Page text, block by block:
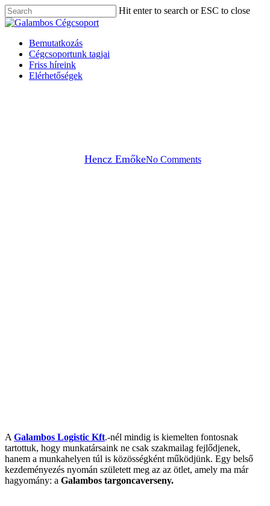
Skip
to
content
Hit enter to search or ESC to close
Close
Menu
Bemutatkozás
Cégcsoportunk tagjai
Friss híreink
Elérhetőségek
Hencz EmőkeNo Comments
A Galambos Logistic Kft.-nél mindig is kiemelten fontosnak
tartottuk, hogy munkatársaink ne csak szakmailag fejlődjenek,
hanem a munkahelyen túl is közösségként működjünk. Egy belső
kezdeményezés nyomán született meg az az ötlet, amely ma már
hagyomány: a Galambos targoncaverseny.